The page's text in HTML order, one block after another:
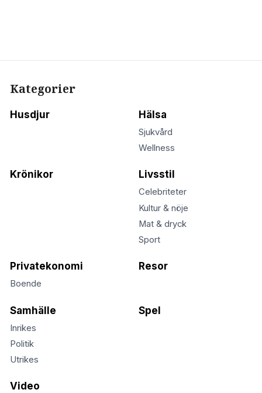
Kategorier
Husdjur Hälsa
Sjukvård
Wellness
Krönikor Livsstil
Celebriteter
Kultur & nöje
Mat & dryck
Sport
Privatekonomi
Boende
Resor
Samhälle
Inrikes
Politik
Utrikes
Spel
Video